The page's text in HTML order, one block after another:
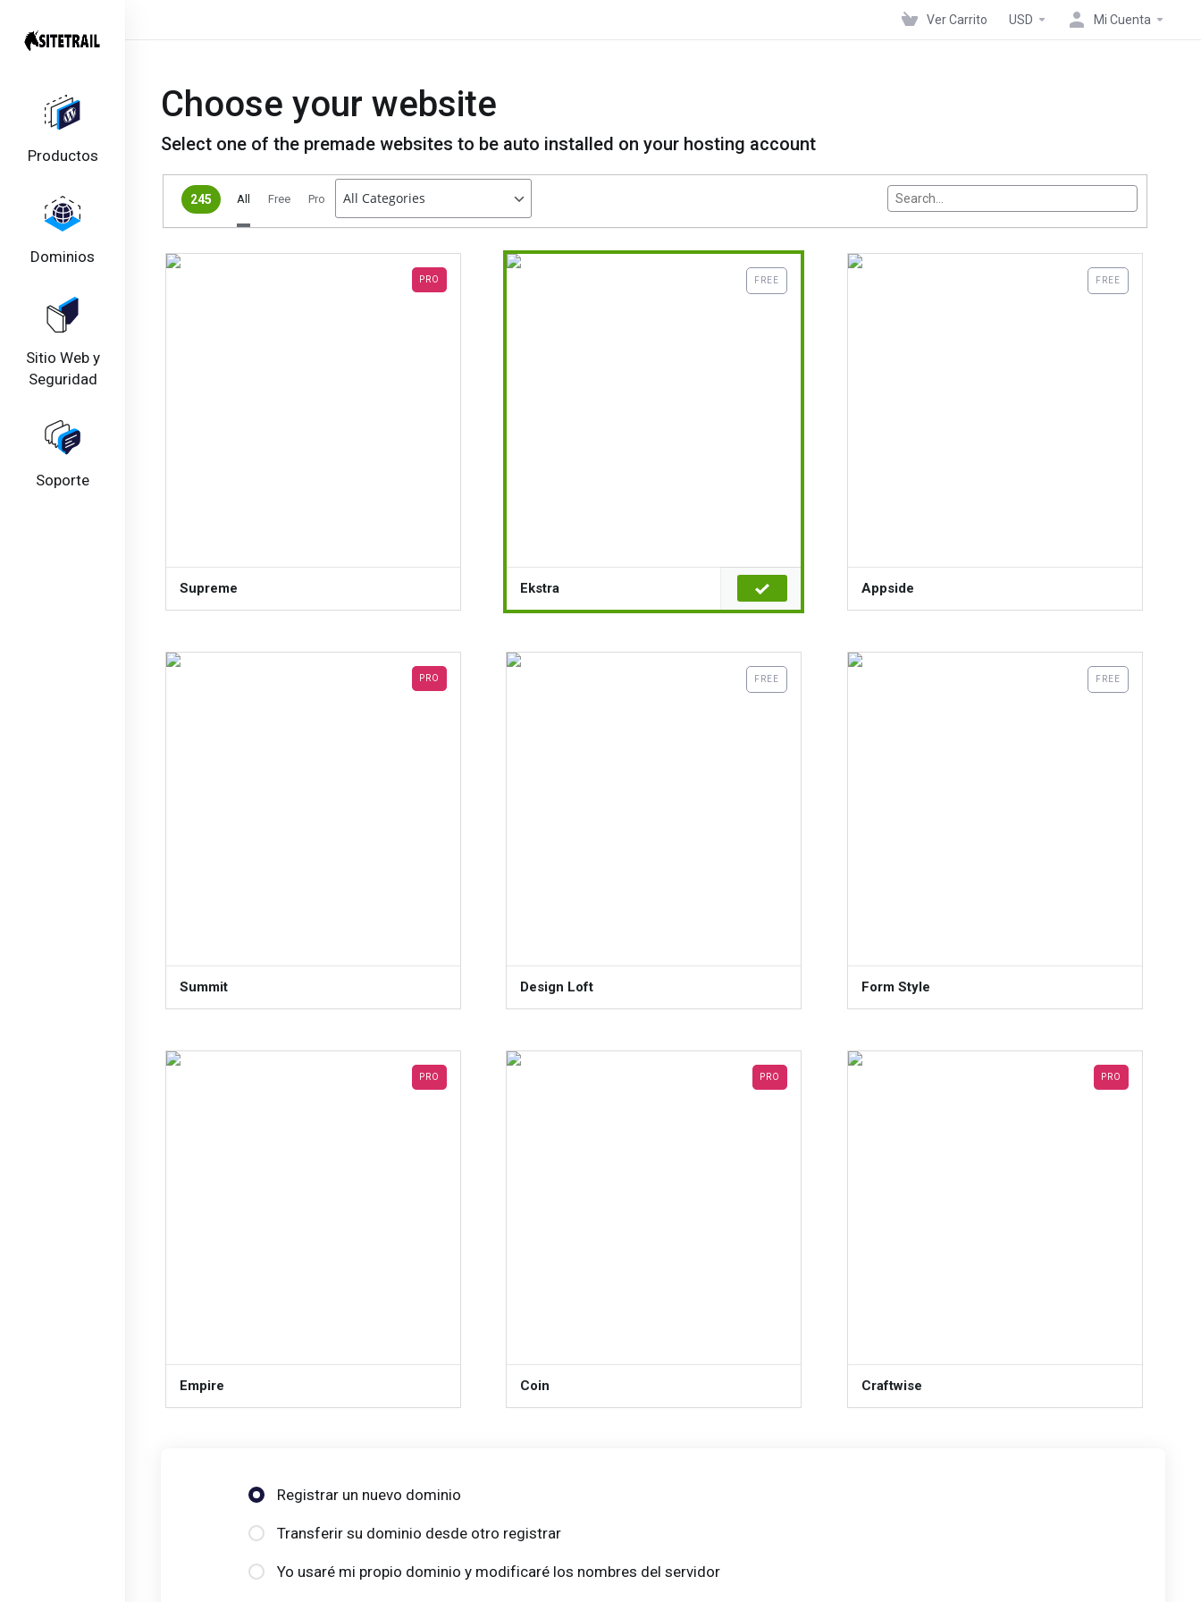
Productos
Dominios
Sitio Web y
Seguridad
Soporte
Ver Carrito USD Mi Cuenta
Choose your website
Select one of the premade websites to be auto installed on your hosting account
245 All Free Pro themeSelector.search<
PRO
Supreme
FREE
Ekstra
FREE
Appside
PRO
Summit
FREE
Design Loft
FREE
Form Style
PRO
Empire
PRO
Coin
PRO
Craftwise
Registrar un nuevo dominio
Transferir su dominio desde otro registrar
Yo usaré mi propio dominio y modificaré los nombres del servidor